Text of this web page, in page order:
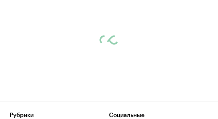
Рубрики
Социальные